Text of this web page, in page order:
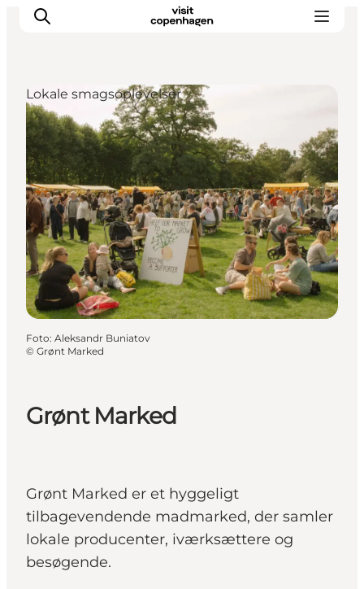
This is Copenhagen
Aktiviteter
Spis & drik
Områder
Planlæg din tur
CopenPay
Copenhagen Card
Grønt Marked
Grønt Marked er et hyggeligt
tilbagevendende madmarked, der samler
lokale producenter, iværksættere og
besøgende.
Lokale smagsoplevelser
Foto: Aleksandr Buniatov
© Grønt Marked